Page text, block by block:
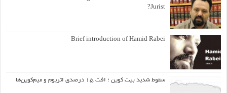
Jurist?
Brief introduction of Hamid Rabei
سقوط شدید بیت کوین ؛ افت ۱۵ درصدی اتریوم و میم‌کوین‌ها